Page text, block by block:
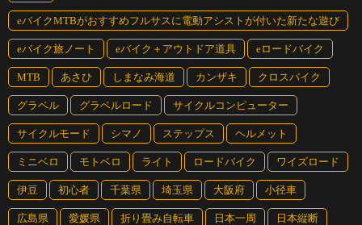
eバイクMTBがおすすめフルサスに電動アシストが付いた新たな遊び
eバイク旅ノート eバイク＋アウトドア道具 eロードバイク
MTB あさひ しまなみ海道 カンザキ クロスバイク
グラベル グラベルロード サイクルコンピューター
サイクルモード シマノ ステップス ヘルメット
ミニベロ モトベロ ライト ロードバイク ワイズロード
伊豆 初心者 千葉県 埼玉県 大阪府 小径車
広島県 愛媛県 折り畳み自転車 日本一周 日本縦断